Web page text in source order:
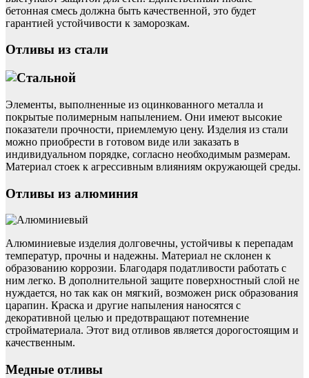
бетонная смесь должна быть качественной, это будет
гарантией устойчивости к заморозкам.
Отливы из стали
Элементы, выполненные из оцинкованного металла и
покрытые полимерным напылением. Они имеют высокие
показатели прочности, приемлемую цену. Изделия из стали
можно приобрести в готовом виде или заказать в
индивидуальном порядке, согласно необходимым размерам.
Материал стоек к агрессивным влияниям окружающей среды.
Отливы из алюминия
Алюминиевые изделия долговечны, устойчивы к перепадам
температур, прочны и надежны. Материал не склонен к
образованию коррозии. Благодаря податливости работать с
ним легко. В дополнительной защите поверхностный слой не
нуждается, но так как он мягкий, возможен риск образования
царапин. Краска и другие напыления наносятся с
декоративной целью и предотвращают потемнение
стройматериала. Этот вид отливов является дорогостоящим и
качественным.
Медные отливы